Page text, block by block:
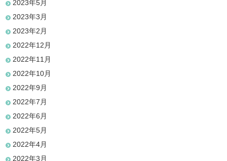
2023年5月
2023年3月
2023年2月
2022年12月
2022年11月
2022年10月
2022年9月
2022年7月
2022年6月
2022年5月
2022年4月
2022年3月